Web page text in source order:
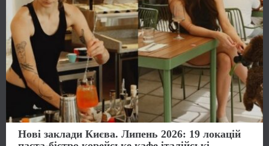
Нові заклади Києва. Липень 2026: 19 локацій